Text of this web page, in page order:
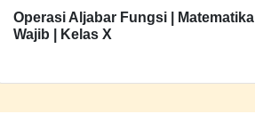
Operasi Aljabar Fungsi | Matematika
Wajib | Kelas X